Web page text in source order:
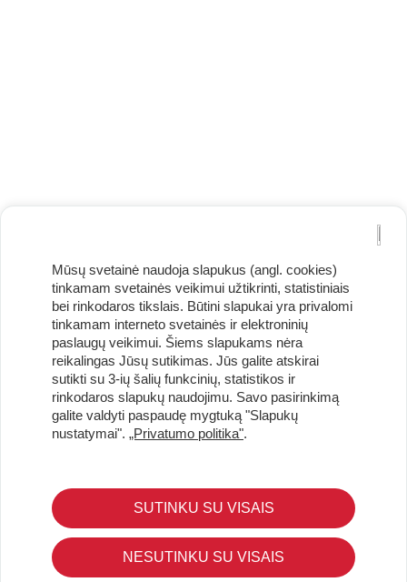
Užsisakykite naujienlaiškį ir pirmi gaukite geriausius
pasiūlymus!
KLIENTŲ APTARNAVIMAS
Pirkimo – pardavimo taisyklės
Pristatymas ir grąžinimas
Apmokėjimo būdai
Mūsų svetainė naudoja slapukus (angl. cookies)
tinkamam svetainės veikimui užtikrinti, statistiniais
bei rinkodaros tikslais. Būtini slapukai yra privalomi
tinkamam interneto svetainės ir elektroninių
paslaugų veikimui. Šiems slapukams nėra
reikalingas Jūsų sutikimas. Jūs galite atskirai
sutikti su 3-ių šalių funkcinių, statistikos ir
rinkodaros slapukų naudojimu. Savo pasirinkimą
galite valdyti paspaudę mygtuką "Slapukų
nustatymai". „Privatumo politika".
SUTINKU SU VISAIS
NESUTINKU SU VISAIS